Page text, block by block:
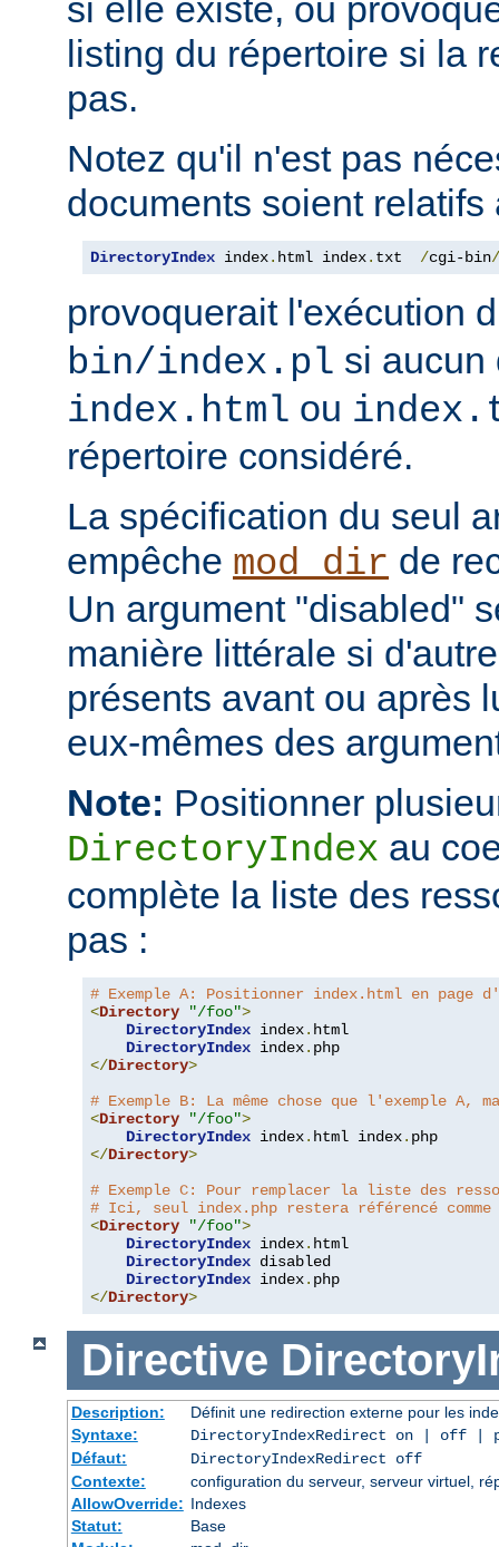
si elle existe, ou
listing du répertoire si la
pas.
Notez qu'il n'est pas
documents soient relatifs
DirectoryIndex index. html index. txt /cgi-bin/
provoquerait l'exécution
bin/index.pl si aucun
index.html ou
répertoire considéré.
La spécification du seul
empêche mod_dir de
Un argument "disabled"
manière littérale si
présents avant ou après
eux-mêmes des
Note: Positionner
DirectoryIndex au
complète la liste des
pas :
# Exemple A: Positionner index.html en page
<Directory "/foo">
DirectoryIndex index. html
DirectoryIndex index.
</Directory>
# Exemple B: La même chose que l'exemple
<Directory "/foo">
DirectoryIndex index. html index.
</Directory>
# Exemple C: Pour remplacer la liste des
# Ici, seul index.php restera référencé
<Directory "/foo">
DirectoryIndex index. html
DirectoryIndex disabled
DirectoryIndex index.
</Directory>
Directive
Description:
Définit une redirection externe pour les
Syntaxe:
DirectoryIndexRedirect on | off |
Défaut:
DirectoryIndexRedirect off
Contexte:
configuration du serveur, serveur virtuel,
AllowOverride: Indexes
Statut:
Base